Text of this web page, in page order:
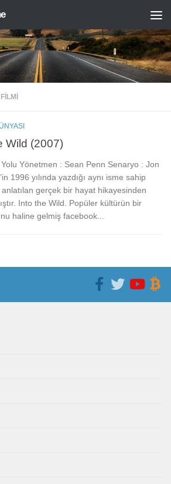
Wild (2007)
Yönetmen : Sean Penn Senaryo : Jon
1996 yılında yazdığı aynı isme sahip
anlatılan gerçek bir hayat hikayesinden
Into the Wild. Popüler kültürün bir
haline gelmiş facebook...